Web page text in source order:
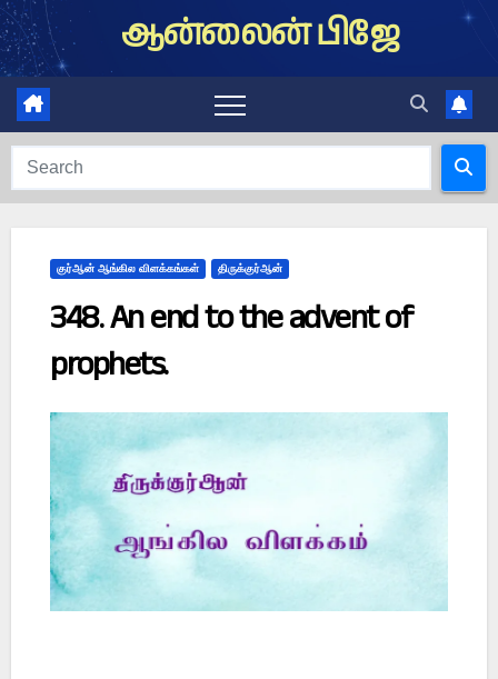
Skip
to
content
ஆன்லைன் பிஜே
குர்ஆன் ஆங்கில விளக்கங்கள் திருக்குர்ஆன்
348. An end to the advent of
prophets.